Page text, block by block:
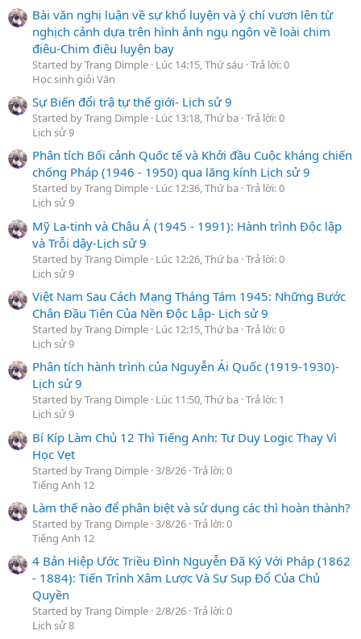
Bài văn nghị luận về sự khổ luyện và ý chí vươn lên từ
nghịch cảnh dựa trên hình ảnh ngụ ngôn về loài chim
điêu-Chim điêu luyện bay
Started by Trang Dimple Lúc 14:15, Thứ sáu Trả lời: 0
Học sinh giỏi Văn
Sự Biến đổi trậ tự thế giới- Lịch sử 9
Started by Trang Dimple Lúc 13:18, Thứ ba Trả lời: 0
Lịch sử 9
Phân tích Bối cảnh Quốc tế và Khởi đầu Cuộc kháng chiến
chống Pháp (1946 - 1950) qua lăng kính Lịch sử 9
Started by Trang Dimple Lúc 12:36, Thứ ba Trả lời: 0
Lịch sử 9
Mỹ La-tinh và Châu Á (1945 - 1991): Hành trình Độc lập
và Trỗi dậy-Lịch sử 9
Started by Trang Dimple Lúc 12:26, Thứ ba Trả lời: 0
Lịch sử 9
Việt Nam Sau Cách Mạng Tháng Tám 1945: Những Bước
Chân Đầu Tiên Của Nền Độc Lập- Lịch sử 9
Started by Trang Dimple Lúc 12:15, Thứ ba Trả lời: 0
Lịch sử 9
Phân tích hành trình của Nguyễn Ái Quốc (1919-1930)-
Lịch sử 9
Started by Trang Dimple Lúc 11:50, Thứ ba Trả lời: 1
Lịch sử 9
Bí Kíp Làm Chủ 12 Thì Tiếng Anh: Tư Duy Logic Thay Vì
Học Vẹt
Started by Trang Dimple 3/8/26 Trả lời: 0
Tiếng Anh 12
Làm thế nào để phân biệt và sử dụng các thì hoàn thành?
Started by Trang Dimple 3/8/26 Trả lời: 0
Tiếng Anh 12
4 Bản Hiệp Ước Triều Đình Nguyễn Đã Ký Với Pháp (1862
- 1884): Tiến Trình Xâm Lược Và Sự Sụp Đổ Của Chủ
Quyền
Started by Trang Dimple 2/8/26 Trả lời: 0
Lịch sử 8